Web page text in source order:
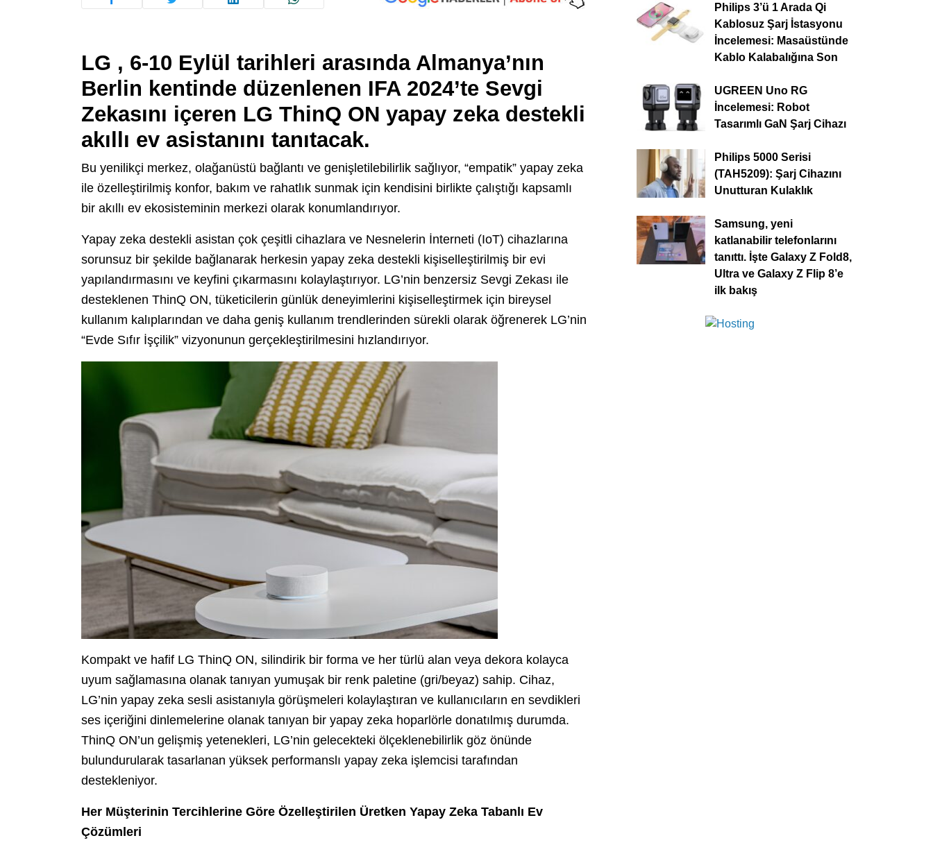
LG , 6-10 Eylül tarihleri ​​arasında Almanya’nın
Berlin kentinde düzenlenen IFA 2024’te Sevgi
Zekasını içeren LG ThinQ ON yapay zeka destekli
akıllı ev asistanını tanıtacak.
Bu yenilikçi merkez, olağanüstü bağlantı ve genişletilebilirlik sağlıyor, “empatik” yapay zeka
ile özelleştirilmiş konfor, bakım ve rahatlık sunmak için kendisini birlikte çalıştığı kapsamlı
bir akıllı ev ekosisteminin merkezi olarak konumlandırıyor.
Yapay zeka destekli asistan çok çeşitli cihazlara ve Nesnelerin İnterneti (IoT) cihazlarına
sorunsuz bir şekilde bağlanarak herkesin yapay zeka destekli kişiselleştirilmiş bir evi
yapılandırmasını ve keyfini çıkarmasını kolaylaştırıyor. LG’nin benzersiz Sevgi Zekası ile
desteklenen ThinQ ON, tüketicilerin günlük deneyimlerini kişiselleştirmek için bireysel
kullanım kalıplarından ve daha geniş kullanım trendlerinden sürekli olarak öğrenerek LG’nin
“Evde Sıfır İşçilik” vizyonunun gerçekleştirilmesini hızlandırıyor.
Kompakt ve hafif LG ThinQ ON, silindirik bir forma ve her türlü alan veya dekora kolayca
uyum sağlamasına olanak tanıyan yumuşak bir renk paletine (gri/beyaz) sahip. Cihaz,
LG’nin yapay zeka sesli asistanıyla görüşmeleri kolaylaştıran ve kullanıcıların en sevdikleri
ses içeriğini dinlemelerine olanak tanıyan bir yapay zeka hoparlörle donatılmış durumda.
ThinQ ON’un gelişmiş yetenekleri, LG’nin gelecekteki ölçeklenebilirlik göz önünde
bulundurularak tasarlanan yüksek performanslı yapay zeka işlemcisi tarafından
destekleniyor.
Her Müşterinin Tercihlerine Göre Özelleştirilen Üretken Yapay Zeka Tabanlı Ev
Çözümleri
Philips 3’ü 1 Arada Qi
Kablosuz Şarj İstasyonu
İncelemesi: Masaüstünde
Kablo Kalabalığına Son
UGREEN Uno RG
İncelemesi: Robot
Tasarımlı GaN Şarj Cihazı
Philips 5000 Serisi
(TAH5209): Şarj Cihazını
Unutturan Kulaklık
Samsung, yeni
katlanabilir telefonlarını
tanıttı. İşte Galaxy Z Fold8,
Ultra ve Galaxy Z Flip 8’e
ilk bakış